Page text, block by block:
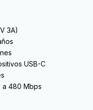
3A)
USB-C
a 480 Mbps